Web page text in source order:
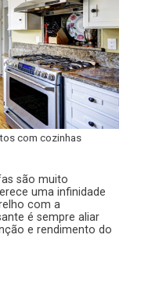
com cozinhas
são muito
uma infinidade
com a
é sempre aliar
e rendimento do